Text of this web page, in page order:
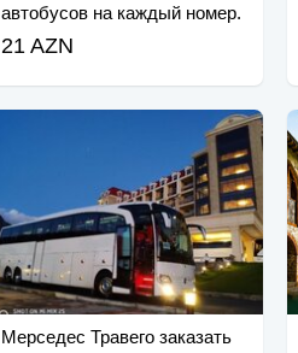
автобусов на каждый номер.
21 AZN
Мерседес Травего заказать